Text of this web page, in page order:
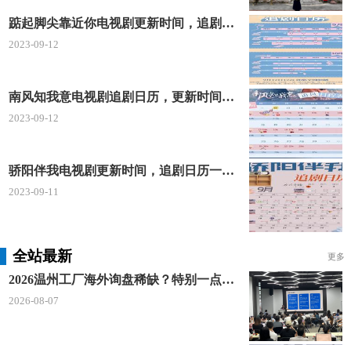
踮起脚尖靠近你电视剧更新时间，追剧日历及剧情简介
2023-09-12
南风知我意电视剧追剧日历，更新时间一览表
2023-09-12
骄阳伴我电视剧更新时间，追剧日历一览表
2023-09-11
全站最新 更多
2026温州工厂海外询盘稀缺？特别一点AI 短视频引流 + 麦穗智能获客谷歌定制独立站双渠道拓客！
2026-08-07